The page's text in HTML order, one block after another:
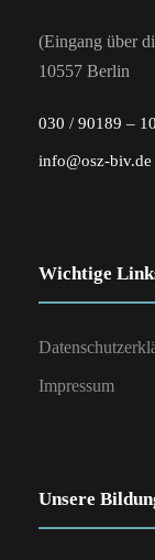
(Eingang über
10557 Berlin
030 / 90189 –
info@osz-biv.de
Wichtige
Impressum
Unsere